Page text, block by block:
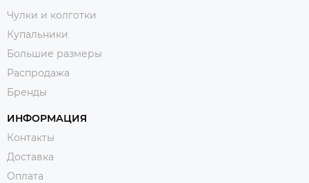
Чулки и колготки
Купальники
Большие размеры
Распродажа
Бренды
ИНФОРМАЦИЯ
Контакты
Доставка
Оплата